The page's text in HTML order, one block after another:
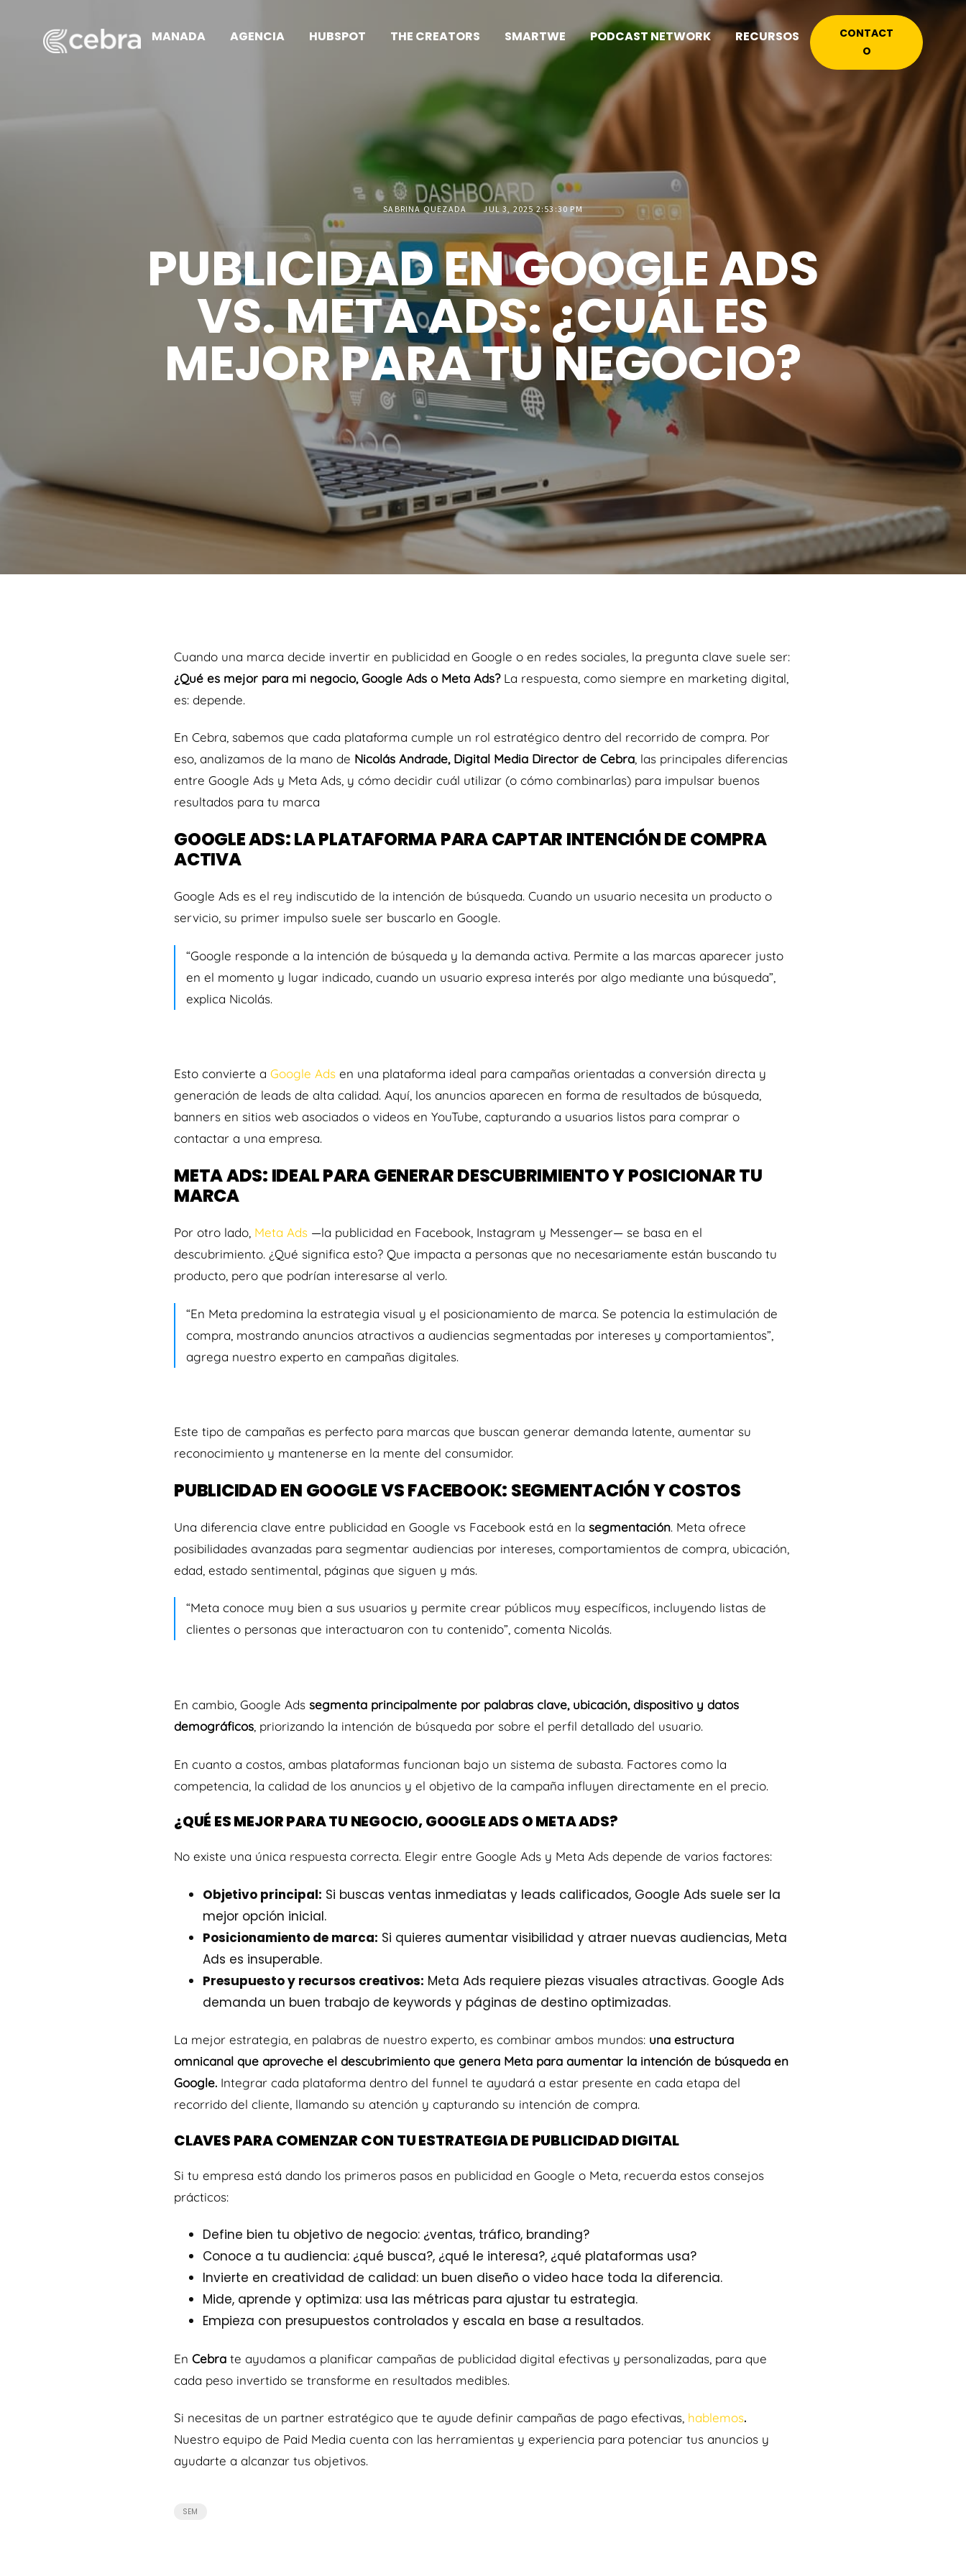
MANADA AGENCIA HUBSPOT THE CREATORS SMARTWE PODCAST NETWORK RECURSOS
CONTACT
O
SABRINA QUEZADA JUL 3, 2025 2:53:30 PM
PUBLICIDAD EN GOOGLE ADS
VS. META ADS: ¿CUÁL ES
MEJOR PARA TU NEGOCIO?
Cuando una marca decide invertir en publicidad en Google o en redes sociales, la pregunta clave suele ser:
¿Qué es mejor para mi negocio, Google Ads o Meta Ads?La respuesta, como siempre en marketing digital,
es: depende.
En Cebra, sabemos que cada plataforma cumple un rol estratégico dentro del recorrido de compra. Por
eso, analizamos de la mano de Nicolás Andrade, Digital Media Director de Cebra, las principales diferencias
entre Google Ads y Meta Ads, y cómo decidir cuál utilizar (o cómo combinarlas) para impulsar buenos
resultados para tu marca
GOOGLE ADS: LA PLATAFORMA PARA CAPTAR INTENCIÓN DE COMPRA
ACTIVA
Google Ads es el rey indiscutido de la intención de búsqueda. Cuando un usuario necesita un producto o
servicio, su primer impulso suele ser buscarlo en Google.
“Google responde a la intención de búsqueda y la demanda activa. Permite a las marcas aparecer justo
en el momento y lugar indicado, cuando un usuario expresa interés por algo mediante una búsqueda”,
explica Nicolás.
Esto convierte a Google Ads en una plataforma ideal para campañas orientadas a conversión directa y
generación de leads de alta calidad. Aquí, los anuncios aparecen en forma de resultados de búsqueda,
banners en sitios web asociados o videos en YouTube, capturando a usuarios listos para comprar o
contactar a una empresa.
META ADS: IDEAL PARA GENERAR DESCUBRIMIENTO Y POSICIONAR TU
MARCA
Por otro lado, Meta Ads —la publicidad en Facebook, Instagram y Messenger— se basa en el
descubrimiento. ¿Qué significa esto? Que impacta a personas que no necesariamente están buscando tu
producto, pero que podrían interesarse al verlo.
“En Meta predomina la estrategia visual y el posicionamiento de marca. Se potencia la estimulación de
compra, mostrando anuncios atractivos a audiencias segmentadas por intereses y comportamientos”,
agrega nuestro experto en campañas digitales.
Este tipo de campañas es perfecto para marcas que buscan generar demanda latente, aumentar su
reconocimiento y mantenerse en la mente del consumidor.
PUBLICIDAD EN GOOGLE VS FACEBOOK: SEGMENTACIÓN Y COSTOS
Una diferencia clave entre publicidad en Google vs Facebook está en la segmentación. Meta ofrece
posibilidades avanzadas para segmentar audiencias por intereses, comportamientos de compra, ubicación,
edad, estado sentimental, páginas que siguen y más.
“Meta conoce muy bien a sus usuarios y permite crear públicos muy específicos, incluyendo listas de
clientes o personas que interactuaron con tu contenido”, comenta Nicolás.
En cambio, Google Ads segmenta principalmente por palabras clave, ubicación, dispositivo y datos
demográficos, priorizando la intención de búsqueda por sobre el perfil detallado del usuario.
En cuanto a costos, ambas plataformas funcionan bajo un sistema de subasta. Factores como la
competencia, la calidad de los anuncios y el objetivo de la campaña influyen directamente en el precio.
¿QUÉ ES MEJOR PARA TU NEGOCIO, GOOGLE ADS O META ADS?
No existe una única respuesta correcta. Elegir entre Google Ads y Meta Ads depende de varios factores:
Objetivo principal: Si buscas ventas inmediatas y leads calificados, Google Ads suele ser la
mejor opción inicial.
Posicionamiento de marca: Si quieres aumentar visibilidad y atraer nuevas audiencias, Meta
Ads es insuperable.
Presupuesto y recursos creativos: Meta Ads requiere piezas visuales atractivas. Google Ads
demanda un buen trabajo de keywords y páginas de destino optimizadas.
La mejor estrategia, en palabras de nuestro experto, es combinar ambos mundos: una estructura
omnicanal que aproveche el descubrimiento que genera Meta para aumentar la intención de búsqueda en
Google. Integrar cada plataforma dentro del funnel te ayudará a estar presente en cada etapa del
recorrido del cliente, llamando su atención y capturando su intención de compra.
CLAVES PARA COMENZAR CON TU ESTRATEGIA DE PUBLICIDAD DIGITAL
Si tu empresa está dando los primeros pasos en publicidad en Google o Meta, recuerda estos consejos
prácticos:
Define bien tu objetivo de negocio: ¿ventas, tráfico, branding?
Conoce a tu audiencia: ¿qué busca?, ¿qué le interesa?, ¿qué plataformas usa?
Invierte en creatividad de calidad: un buen diseño o video hace toda la diferencia.
Mide, aprende y optimiza: usa las métricas para ajustar tu estrategia.
Empieza con presupuestos controlados y escala en base a resultados.
En Cebra te ayudamos a planificar campañas de publicidad digital efectivas y personalizadas, para que
cada peso invertido se transforme en resultados medibles.
Si necesitas de un partner estratégico que te ayude definir campañas de pago efectivas, hablemos.
Nuestro equipo de Paid Media cuenta con las herramientas y experiencia para potenciar tus anuncios y
ayudarte a alcanzar tus objetivos.
SEM